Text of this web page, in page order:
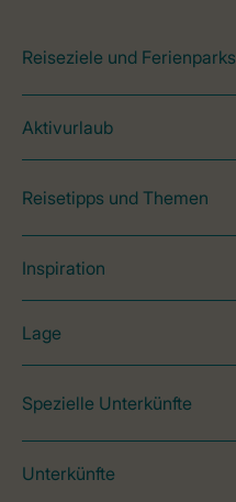
Reiseziele und Ferienparks
Aktivurlaub
Reisetipps und Themen
Inspiration
Lage
Spezielle Unterkünfte
Unterkünfte